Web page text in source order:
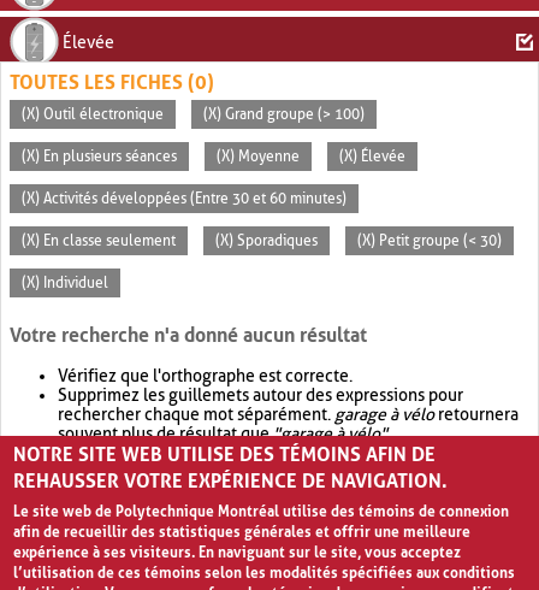
Élevée
TOUTES LES FICHES (0)
(X) Outil électronique (X) Grand groupe (> 100)
(X) En plusieurs séances (X) Moyenne (X) Élevée
(X) Activités développées (Entre 30 et 60 minutes)
(X) En classe seulement (X) Sporadiques (X) Petit groupe (< 30)
(X) Individuel
Votre recherche n'a donné aucun résultat
Vérifiez que l'orthographe est correcte.
Supprimez les guillemets autour des expressions pour
rechercher chaque mot séparément. garage à véloretournera
souvent plus de résultat que"garage à vélo".
Envisagez d'élargir votre recherche avec OR.garage OR vélo
retournera souvent plus de résultat quegarage à vélo
NOTRE SITE WEB UTILISE DES TÉMOINS AFIN DE
REHAUSSER VOTRE EXPÉRIENCE DE NAVIGATION.
Le site web de Polytechnique Montréal utilise des témoins de connexion
afin de recueillir des statistiques générales et offrir une meilleure
expérience à ses visiteurs. En naviguant sur le site, vous acceptez
l’utilisation de ces témoins selon les modalités spécifiées aux conditions